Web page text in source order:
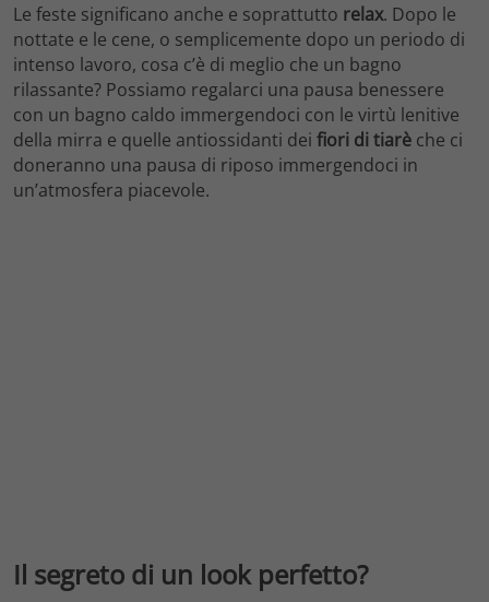
Le feste significano anche e soprattutto relax. Dopo le
nottate e le cene, o semplicemente dopo un periodo di
intenso lavoro, cosa c’è di meglio che un bagno
rilassante? Possiamo regalarci una pausa benessere
con un bagno caldo immergendoci con le virtù lenitive
della mirra e quelle antiossidanti dei fiori di tiarè che ci
doneranno una pausa di riposo immergendoci in
un’atmosfera piacevole.
Il segreto di un look perfetto?